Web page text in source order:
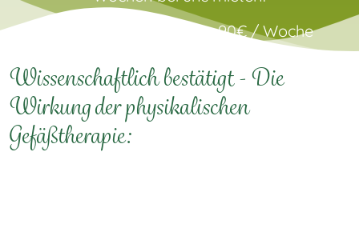
BEMER Pferdedecke– 90€ / Woche
– 120€ / Woche
Wissenschaftlich bestätigt - Die
Wirkung der physikalischen
Gefäßtherapie: